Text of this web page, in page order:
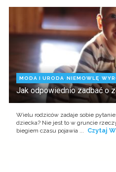
MODA I URODA NIEMOWLĘ
Jak odpowiednio zadbać o
Wielu rodziców zadaje sobie
dziecka? Nie jest to w gruncie
biegiem czasu pojawia ...
Czytaj